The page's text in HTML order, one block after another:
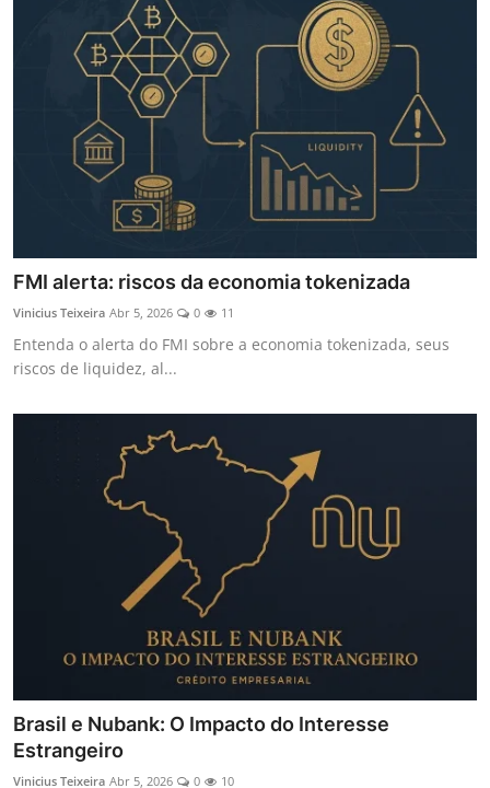
FMI alerta: riscos da economia tokenizada
Vinicius Teixeira Abr 5, 2026 0 11
Entenda o alerta do FMI sobre a economia tokenizada, seus
riscos de liquidez, al...
Brasil e Nubank: O Impacto do Interesse
Estrangeiro
Vinicius Teixeira Abr 5, 2026 0 10